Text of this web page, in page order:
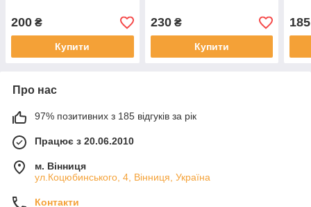
200 ₴
Купити
230₴
Купити
185
Про нас
97% позитивних з 185 відгуків за рік
Працює з 20.06.2010
м. Вінниця
ул.Коцюбинського, 4, Вінниця, Україна
Контакти